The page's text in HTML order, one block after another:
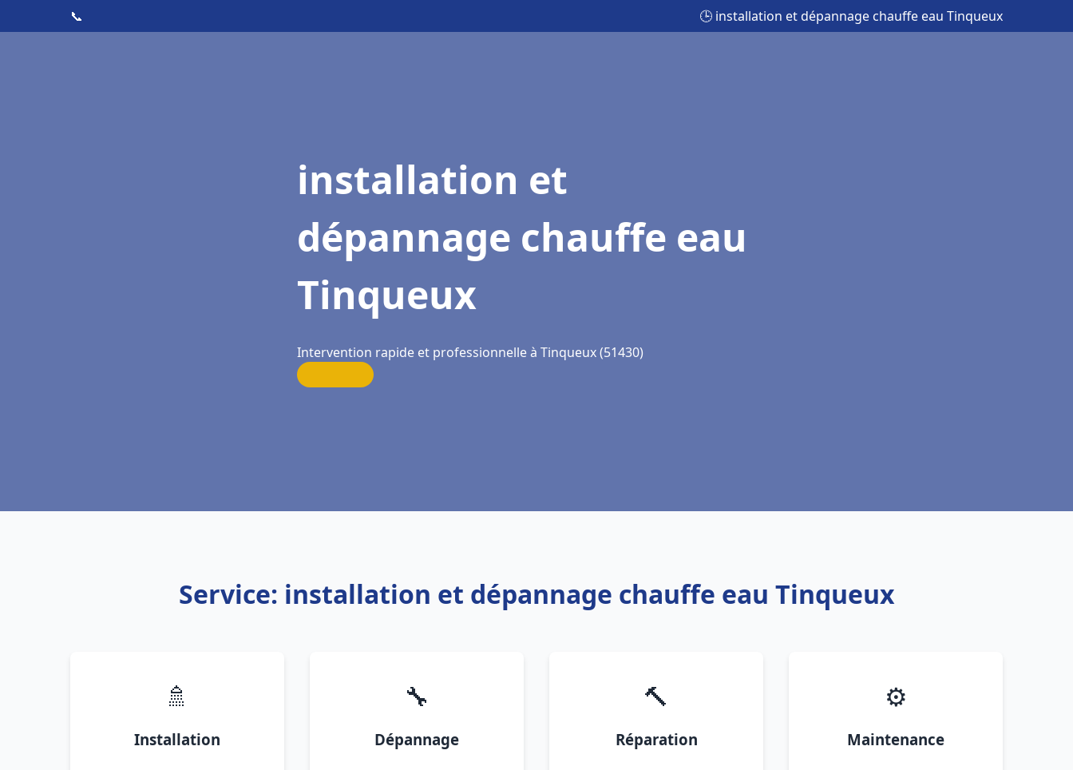
📞 🕒 installation et dépannage chauffe eau Tinqueux
installation et
dépannage chauffe eau
Tinqueux
Intervention rapide et professionnelle à Tinqueux (51430)
Service: installation et dépannage chauffe eau Tinqueux
🚿
Installation
🔧
Dépannage
🔨
Réparation
⚙️
Maintenance